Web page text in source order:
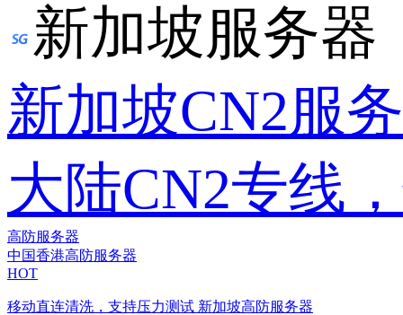
新加坡服务器
新加坡CN2服
大陆CN2专线
高防服务器
中国香港高防服务器
HOT
移动直连清洗，支持压力测试 新加坡高防服务器